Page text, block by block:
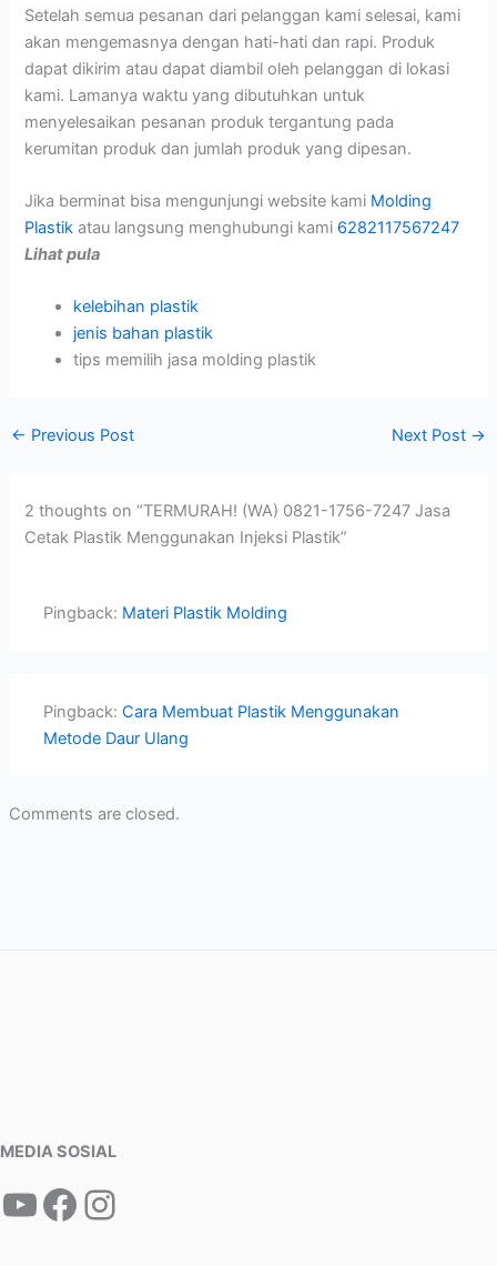
Setelah semua pesanan dari pelanggan kami selesai, kami
akan mengemasnya dengan hati-hati dan rapi. Produk
dapat dikirim atau dapat diambil oleh pelanggan di lokasi
kami. Lamanya waktu yang dibutuhkan untuk
menyelesaikan pesanan produk tergantung pada
kerumitan produk dan jumlah produk yang dipesan.
Jika berminat bisa mengunjungi website kami Molding
Plastik atau langsung menghubungi kami 6282117567247
Lihat pula
kelebihan plastik
jenis bahan plastik
tips memilih jasa molding plastik
← Previous Post Next Post →
2 thoughts on “TERMURAH! (WA) 0821-1756-7247 Jasa
Cetak Plastik Menggunakan Injeksi Plastik”
Pingback: Materi Plastik Molding
Pingback:Cara Membuat Plastik Menggunakan
Metode Daur Ulang
Comments are closed.
MEDIA SOSIAL